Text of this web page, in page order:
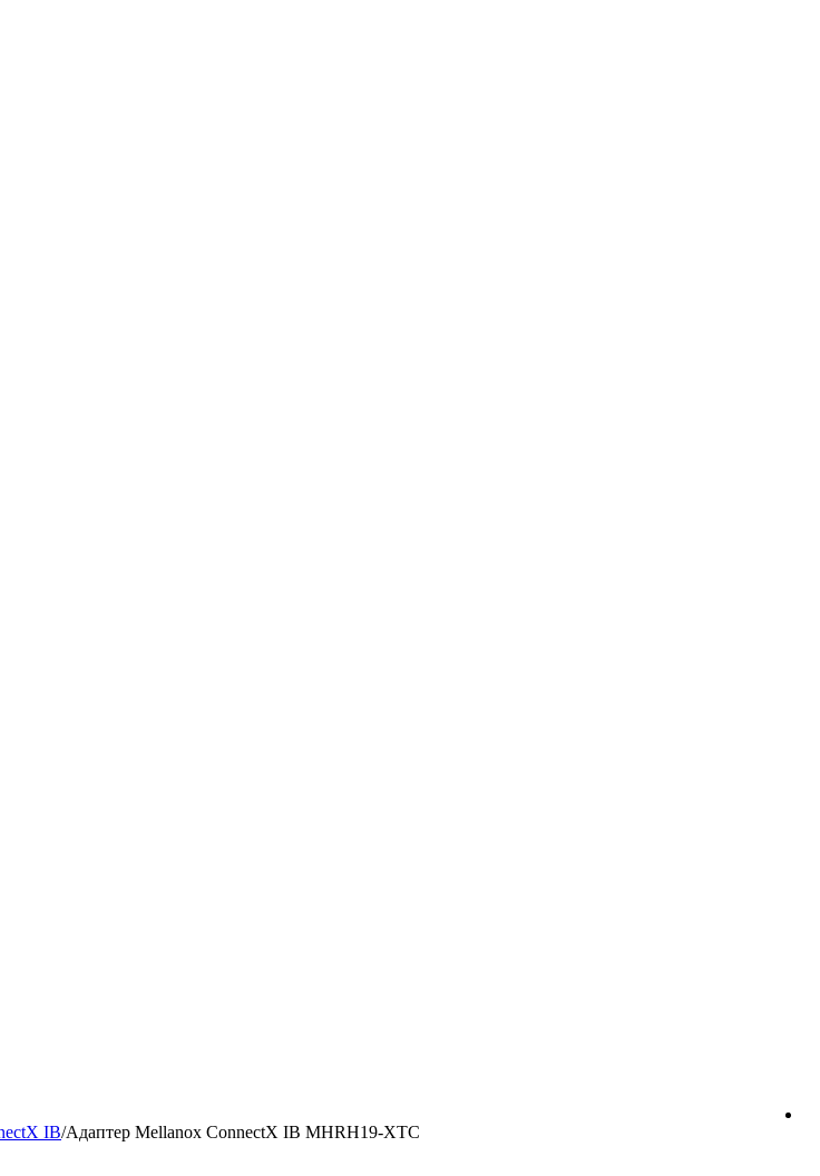
IB/Адаптер Mellanox ConnectX IB MHRH19-XTC